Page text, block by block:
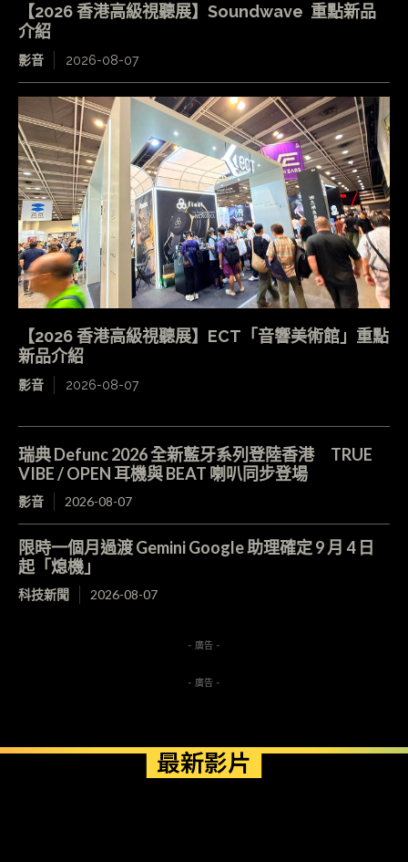
【2026 香港高級視聽展】Soundwave 重點新品
介紹
影音 2026-08-07
【2026 香港高級視聽展】ECT「音響美術館」重點
新品介紹
影音 2026-08-07
瑞典 Defunc 2026 全新藍牙系列登陸香港 TRUE
VIBE / OPEN 耳機與 BEAT 喇叭同步登場
影音 2026-08-07
限時一個月過渡 Gemini Google 助理確定 9 月 4 日
起「熄機」
科技新聞 2026-08-07
- 廣告 -
- 廣告 -
最新影片